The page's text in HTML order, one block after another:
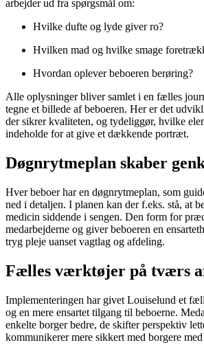
arbejder ud fra spørgsmål om:
Hvilke dufte og lyde giver ro?
Hvilken mad og hvilke smage
Hvordan oplever beboeren berøring?
Alle oplysninger bliver samlet i en fælles
tegne et billede af beboeren. Her er det
der sikrer kvaliteten, og tydeliggør, hvilke
indeholde for at give et dækkende portræt.
Døgnrytmeplan skaber
Hver beboer har en døgnrytmeplan, som
ned i detaljen. I planen kan der f.eks. stå, at
medicin siddende i sengen. Den form for
medarbejderne og giver beboeren en
tryg pleje uanset vagtlag og afdeling.
Fælles værktøjer på tværs
Implementeringen har givet Louiselund et
og en mere ensartet tilgang til beboerne.
enkelte borger bedre, de skifter perspektiv
kommunikerer mere sikkert med borgere med